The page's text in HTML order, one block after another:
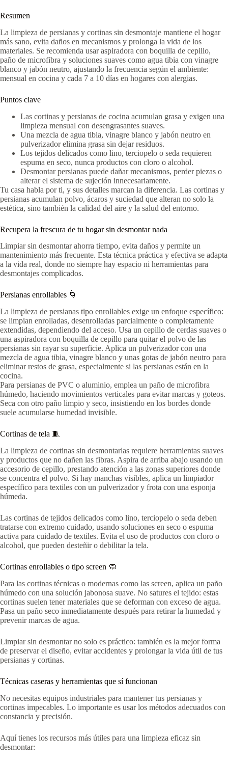
Resumen
La limpieza de persianas y cortinas sin desmontaje mantiene el hogar
más sano, evita daños en mecanismos y prolonga la vida de los
materiales. Se recomienda usar aspiradora con boquilla de cepillo,
paño de microfibra y soluciones suaves como agua tibia con vinagre
blanco y jabón neutro, ajustando la frecuencia según el ambiente:
mensual en cocina y cada 7 a 10 días en hogares con alergias.
Puntos clave
Las cortinas y persianas de cocina acumulan grasa y exigen una
limpieza mensual con desengrasantes suaves.
Una mezcla de agua tibia, vinagre blanco y jabón neutro en
pulverizador elimina grasa sin dejar residuos.
Los tejidos delicados como lino, terciopelo o seda requieren
espuma en seco, nunca productos con cloro o alcohol.
Desmontar persianas puede dañar mecanismos, perder piezas o
alterar el sistema de sujeción innecesariamente.
Tu casa habla por ti, y sus detalles marcan la diferencia. Las cortinas y
persianas acumulan polvo, ácaros y suciedad que alteran no solo la
estética, sino también la calidad del aire y la salud del entorno.
Recupera la frescura de tu hogar sin desmontar nada
Limpiar sin desmontar ahorra tiempo, evita daños y permite un
mantenimiento más frecuente. Esta técnica práctica y efectiva se adapta
a la vida real, donde no siempre hay espacio ni herramientas para
desmontajes complicados.
Persianas enrollables 🌀
La limpieza de persianas tipo enrollables exige un enfoque específico:
se limpian enrolladas, desenrolladas parcialmente o completamente
extendidas, dependiendo del acceso. Usa un cepillo de cerdas suaves o
una aspiradora con boquilla de cepillo para quitar el polvo de las
persianas sin rayar su superficie. Aplica un pulverizador con una
mezcla de agua tibia, vinagre blanco y unas gotas de jabón neutro para
eliminar restos de grasa, especialmente si las persianas están en la
cocina.
Para persianas de PVC o aluminio, emplea un paño de microfibra
húmedo, haciendo movimientos verticales para evitar marcas y goteos.
Seca con otro paño limpio y seco, insistiendo en los bordes donde
suele acumularse humedad invisible.
Cortinas de tela 🧵
La limpieza de cortinas sin desmontarlas requiere herramientas suaves
y productos que no dañen las fibras. Aspira de arriba abajo usando un
accesorio de cepillo, prestando atención a las zonas superiores donde
se concentra el polvo. Si hay manchas visibles, aplica un limpiador
específico para textiles con un pulverizador y frota con una esponja
húmeda.
Las cortinas de tejidos delicados como lino, terciopelo o seda deben
tratarse con extremo cuidado, usando soluciones en seco o espuma
activa para cuidado de textiles. Evita el uso de productos con cloro o
alcohol, que pueden desteñir o debilitar la tela.
Cortinas enrollables o tipo screen 🧼
Para las cortinas técnicas o modernas como las screen, aplica un paño
húmedo con una solución jabonosa suave. No satures el tejido: estas
cortinas suelen tener materiales que se deforman con exceso de agua.
Pasa un paño seco inmediatamente después para retirar la humedad y
prevenir marcas de agua.
Limpiar sin desmontar no solo es práctico: también es la mejor forma
de preservar el diseño, evitar accidentes y prolongar la vida útil de tus
persianas y cortinas.
Técnicas caseras y herramientas que sí funcionan
No necesitas equipos industriales para mantener tus persianas y
cortinas impecables. Lo importante es usar los métodos adecuados con
constancia y precisión.
Aquí tienes los recursos más útiles para una limpieza eficaz sin
desmontar: